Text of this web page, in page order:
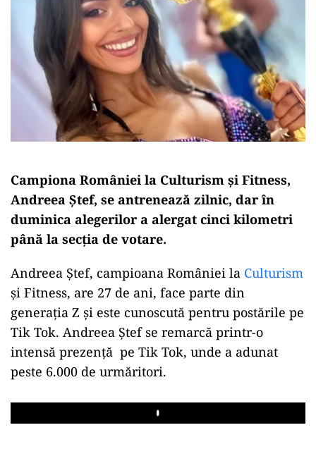
Campiona României la Culturism și Fitness,
Andreea Ștef, se antrenează zilnic, dar în
duminica alegerilor a alergat cinci kilometri
până la secția de votare.
Andreea Ștef, campioana României la Culturism
și Fitness, are 27 de ani, face parte din
generația Z și este cunoscută pentru postările pe
Tik Tok. Andreea Ștef se remarcă printr-o
intensă prezență pe Tik Tok, unde a adunat
peste 6.000 de urmăritori.
Play